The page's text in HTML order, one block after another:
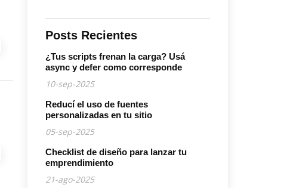
Posts Recientes
¿Tus scripts frenan la carga? Usá
async y defer como corresponde
10-sep-2025
Reducí el uso de fuentes
personalizadas en tu sitio
05-sep-2025
Checklist de diseño para lanzar tu
emprendimiento
21-ago-2025